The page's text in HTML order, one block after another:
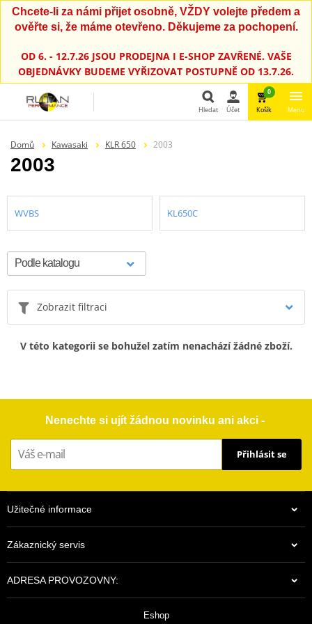
Chcete-li za námi přijet osobně, VŽDY volejte předem a
ověřte si, že máme otevřeno. Děkujeme za pochopení.
OD 6. - 12.7.26 JSOU PRODEJNA I E-SHOP ZAVŘENÉ. VAŠE
OBJEDNÁVKY BUDEME VYŘIZOVAT POSTUPNĚ OD 13.7.26.
Hledat Účet
0
Košík Menu
Domů Kawasaki KLR 650 2003
2003
WVBS KL650C
Zobrazit filtraci
V této kategorii se bohužel zatím nenachází žádné zboží.
Nenechte si ujít žádnou novinku ani akci -
Přihlásit se
Užitečné informace
Zákaznický servis
ADRESA PROVOZOVNY:
Eshop